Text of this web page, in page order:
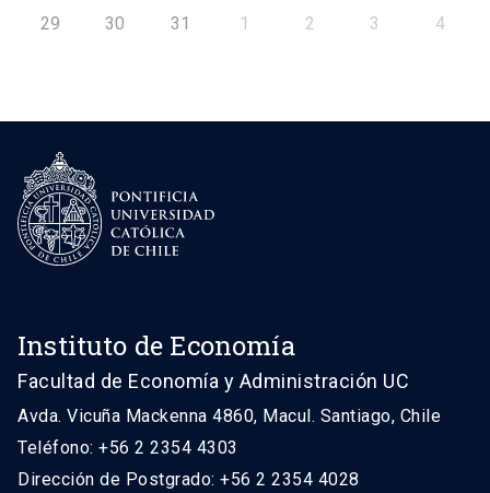
29 30 31 1 2 3 4
Instituto de Economía
Facultad de Economía y Administración UC
Avda. Vicuña Mackenna 4860, Macul. Santiago, Chile
Teléfono: +56 2 2354 4303
Dirección de Postgrado: +56 2 2354 4028